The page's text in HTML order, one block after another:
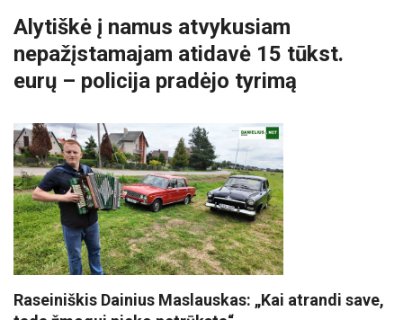
Alytiškė į namus atvykusiam
nepažįstamajam atidavė 15 tūkst.
eurų – policija pradėjo tyrimą
Raseiniškis Dainius Maslauskas: „Kai atrandi save,